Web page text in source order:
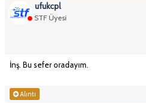
ufukcpl
STF Üyesi
İnş. Bu sefer oradayım.
Alıntı